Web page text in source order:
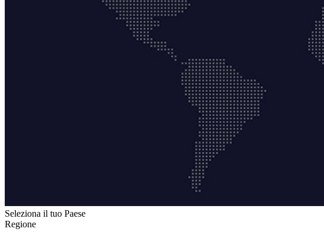
Seleziona il tuo Paese
Regione